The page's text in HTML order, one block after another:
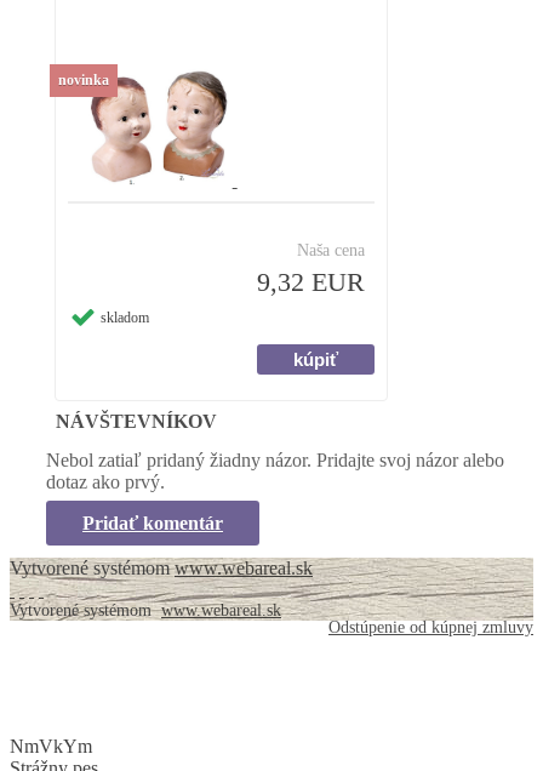
Naša cena
9,32 EUR
skladom
novinka
NÁVŠTEVNÍKOV
Nebol zatiaľ pridaný žiadny názor. Pridajte svoj názor alebo
dotaz ako prvý.
Pridať komentár
Vytvorené systémomwww.webareal.sk
Vytvorené systémom www.webareal.sk
Odstúpenie od kúpnej zmluvy
NmVkYm